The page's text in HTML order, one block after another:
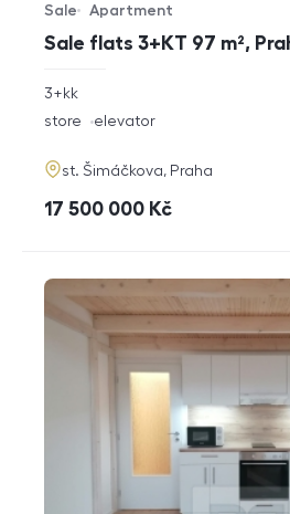
Sale flats 3+KT 97 m²,
Offer type
Sale
Property type
Apartment
rozměry
disposition
3+kk
funkce
store elevator
adresa
st. Šimáčkova, Praha
cena
17 500 000 Kč